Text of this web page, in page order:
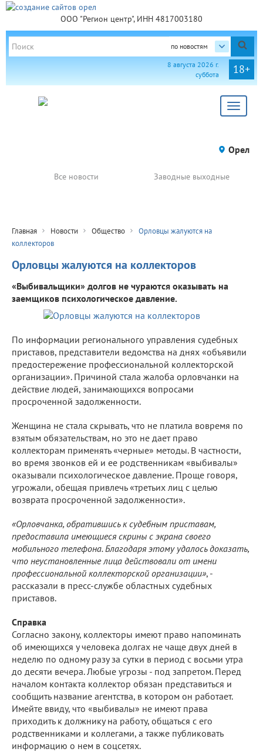
ООО "Регион центр", ИНН 4817003180
по новостям
18+
8 августа 2026 г.
суббота
Toggle
Орел
Все новости Заводные выходные
Главная Новости Общество
Орловцы жалуются на
коллекторов
Орловцы жалуются на коллекторов
«Выбивальщики» долгов не чураются оказывать на
заемщиков психологическое давление.
По информации регионального управления судебных
приставов, представители ведомства на днях «объявили
предостережение профессиональной коллекторской
организации». Причиной стала жалоба орловчанки на
действие людей, занимающихся вопросами
просроченной задолженности.
Женщина не стала скрывать, что не платила вовремя по
взятым обязательствам, но это не дает право
коллекторам применять «черные» методы. В частности,
во время звонков ей и ее родственникам «выбивалы»
оказывали психологическое давление. Проще говоря,
угрожали, обещая привлечь «третьих лиц с целью
возврата просроченной задолженности».
«Орловчанка, обратившись к судебным приставам,
предоставила имеющиеся скрины с экрана своего
мобильного телефона. Благодаря этому удалось доказать,
что неустановленные лица действовали от имени
профессиональной коллекторской организации», -
рассказали в пресс-службе областных судебных
приставов.
Справка
Согласно закону, коллекторы имеют право напоминать
об имеющихся у человека долгах не чаще двух дней в
неделю по одному разу за сутки в период с восьми утра
до десяти вечера. Любые угрозы - под запретом. Перед
началом контакта коллектор обязан представиться и
сообщить название агентства, в котором он работает.
Имейте ввиду, что «выбивалы» не имеют права
приходить к должнику на работу, общаться с его
родственниками и коллегами, а также публиковать
информацию о нем в соцсетях.